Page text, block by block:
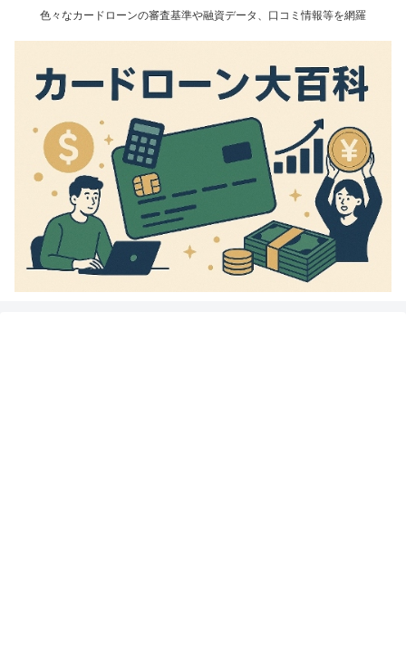
色々なカードローンの審査基準や融資データ、口コミ情報等を網羅